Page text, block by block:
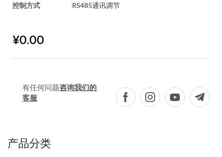
控制方式 RS485通讯调节
¥0.00
有任何问题咨询我们的
客服
产品分类